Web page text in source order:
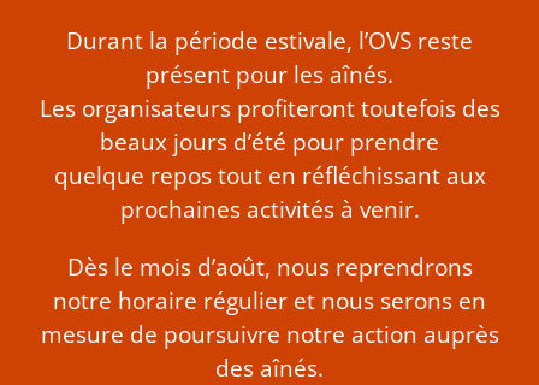
Durant la période estivale, l’OVS reste
présent pour les aînés.
Les organisateurs profiteront toutefois des
beaux jours d’été pour prendre
quelque repos tout en réfléchissant aux
prochaines activités à venir.
Dès le mois d’août, nous reprendrons
notre horaire régulier et nous serons en
mesure de poursuivre notre action auprès
des aînés.